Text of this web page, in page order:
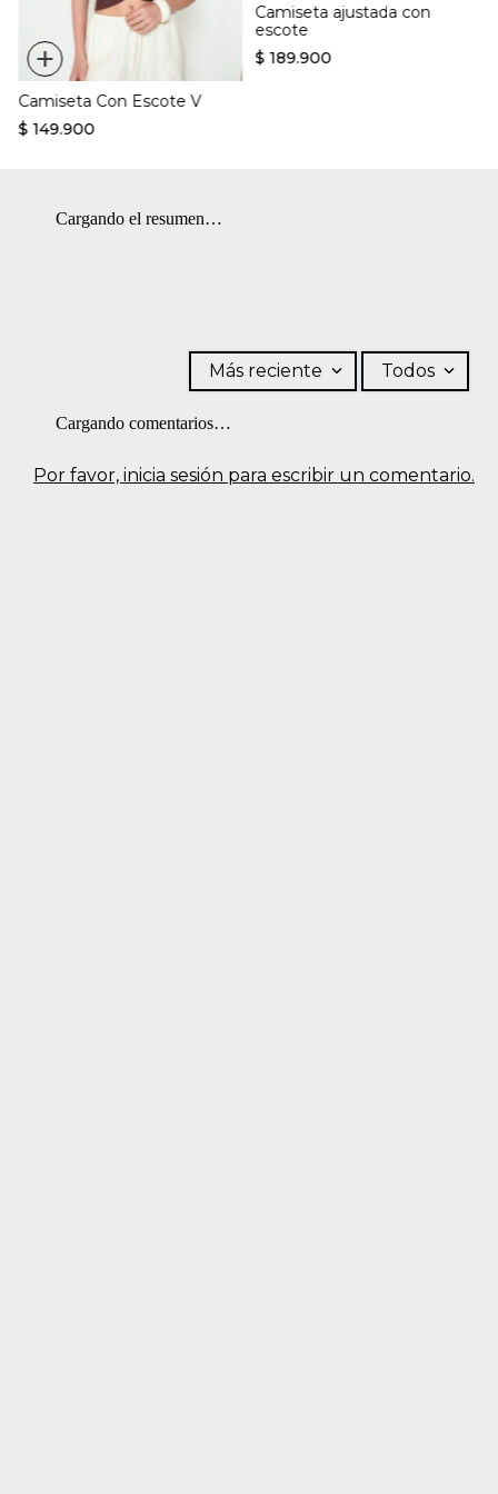
+
Camiseta Con Escote V
$ 149.900
Camiseta ajustada con
escote
$ 189.900
Cargando el resumen…
Por favor, inicia sesión para escribir un comentario.
Más reciente Todos
Cargando comentarios…